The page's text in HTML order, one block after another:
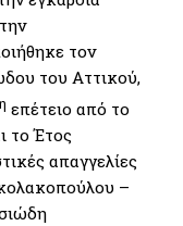
τον
του Αττικού,
επέτειο από το
το Έτος
απαγγελίες
–